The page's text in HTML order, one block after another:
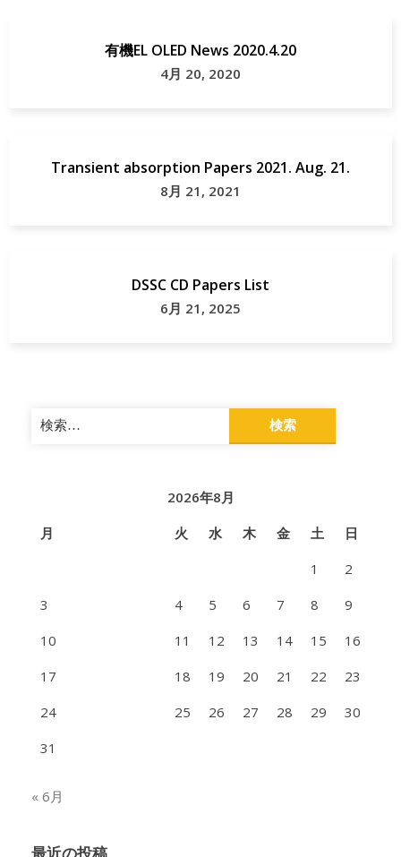
有機EL OLED News 2020.4.20
4月 20, 2020
Transient absorption Papers 2021. Aug. 21.
8月 21, 2021
DSSC CD Papers List
6月 21, 2025
検
索:
2026年8月
月
火 水 木 金 土
日
1
2
3
4 5 6 7 8
9
10
11 12 13 14 15
16
17
18 19 20 21 22
23
24
25 26 27 28 29
30
31
« 6月